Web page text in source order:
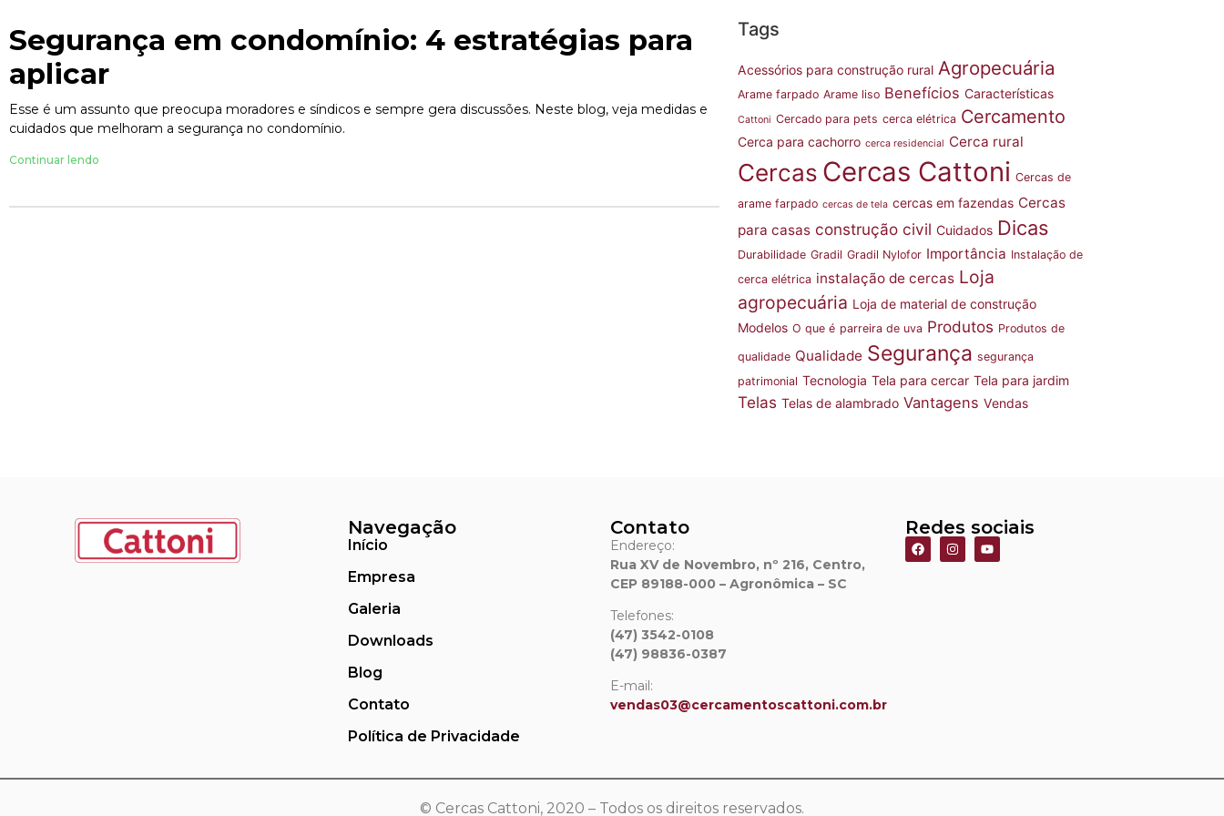
Segurança em condomínio: 4 estratégias para
aplicar
Esse é um assunto que preocupa moradores e síndicos e sempre gera discussões. Neste blog, veja medidas e
cuidados que melhoram a segurança no condomínio.
Continuar lendo
Tags
Acessórios para construção rural Agropecuária
Arame farpado Arame liso Benefícios Características
Cattoni Cercado para pets cerca elétrica Cercamento
Cerca para cachorro cerca residencial Cerca rural
Cercas Cercas Cattoni Cercas de
arame farpado cercas de tela cercas em fazendas Cercas
para casas construção civil Cuidados Dicas
Durabilidade Gradil Gradil Nylofor Importância Instalação de
cerca elétrica instalação de cercas Loja
agropecuária Loja de material de construção
Modelos O que é parreira de uva Produtos Produtos de
qualidade Qualidade Segurança segurança
patrimonial Tecnologia Tela para cercar Tela para jardim
Telas Telas de alambrado Vantagens Vendas
Navegação
Início
Empresa
Galeria
Downloads
Blog
Contato
Política de Privacidade
Contato
Endereço:
Rua XV de Novembro, nº 216, Centro,
CEP 89188-000 – Agronômica – SC
Telefones:
(47) 3542-0108
(47) 98836-0387
E-mail:
vendas03@cercamentoscattoni.com.br
Redes sociais
© Cercas Cattoni, 2020 – Todos os direitos reservados.